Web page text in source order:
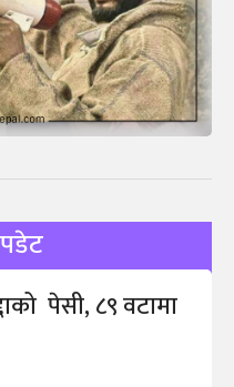
पेसी, ८९ वटामा